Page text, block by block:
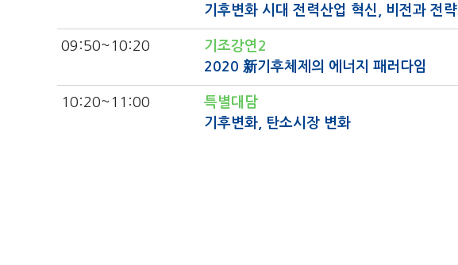
기후변화 시대 전력산업 혁신, 비전과 전략
09:50~10:20
기조강연2
2020 新기후체제의 에너지 패러다임
10:20~11:00
특별대담
기후변화, 탄소시장 변화